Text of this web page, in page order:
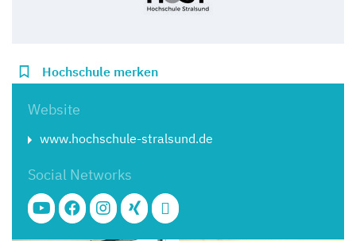
Hochschule merken
Website
www.hochschule-stralsund.de
Social Networks